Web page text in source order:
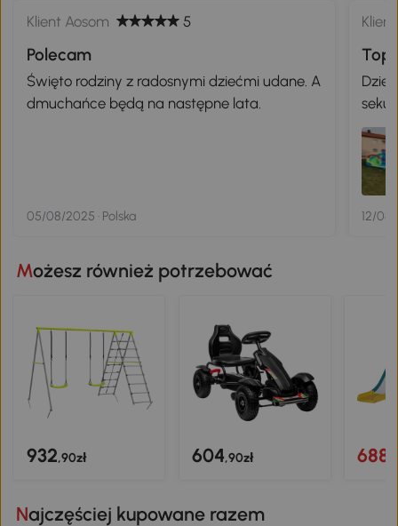
Klient Aosom 5
Polecam
Święto rodziny z radosnymi dziećmi udane. A
dmuchańce będą na następne lata.
05/08/2025 · Polska
Top
12/08/
Możesz również potrzebować
932,90zł 604,90zł 688
Najczęściej kupowane razem